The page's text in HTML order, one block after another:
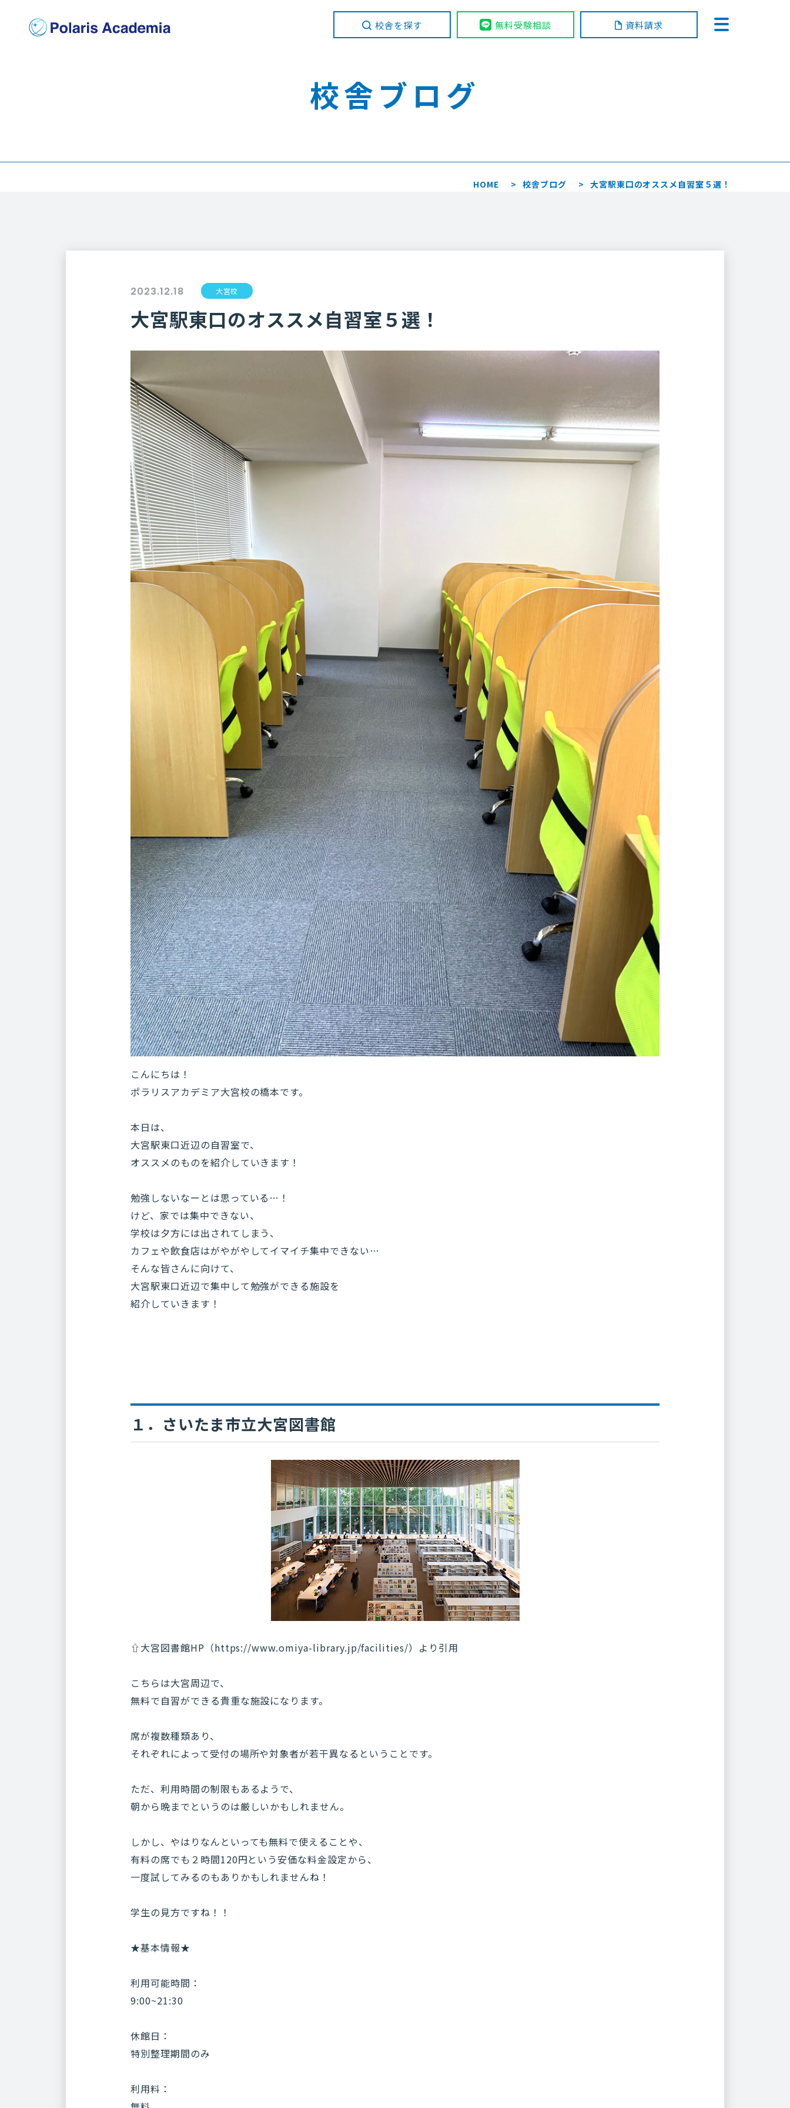
校舎を探す 無料受験相談 資料請求
校舎ブログ
HOME 校舎ブログ 大宮駅東口のオススメ自習室５選！
2023.12.18 大宮校
大宮駅東口のオススメ自習室５選！
こんにちは！
ポラリスアカデミア大宮校の橋本です。
本日は、
大宮駅東口近辺の自習室で、
オススメのものを紹介していきます！
勉強しないなーとは思っている…！
けど、家では集中できない、
学校は夕方には出されてしまう、
カフェや飲食店はがやがやしてイマイチ集中できない…
そんな皆さんに向けて、
大宮駅東口近辺で集中して勉強ができる施設を
紹介していきます！
１．さいたま市立大宮図書館
⇧大宮図書館HP（https://www.omiya-library.jp/facilities/）より引用
こちらは大宮周辺で、
無料で自習ができる貴重な施設になります。
席が複数種類あり、
それぞれによって受付の場所や対象者が若干異なるということです。
ただ、利用時間の制限もあるようで、
朝から晩までというのは厳しいかもしれません。
しかし、やはりなんといっても無料で使えることや、
有料の席でも２時間120円という安価な料金設定から、
一度試してみるのもありかもしれませんね！
学生の見方ですね！！
★基本情報★
利用可能時間：
9:00~21:30
休館日：
特別整理期間のみ
利用料：